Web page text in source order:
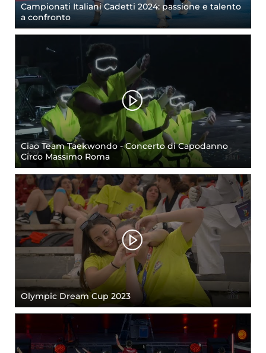
Campionati Italiani Cadetti 2024: passione e talento
a confronto
Ciao Team Taekwondo - Concerto di Capodanno
Circo Massimo Roma
Olympic Dream Cup 2023